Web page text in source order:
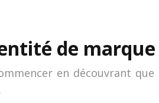
de
en découvrant